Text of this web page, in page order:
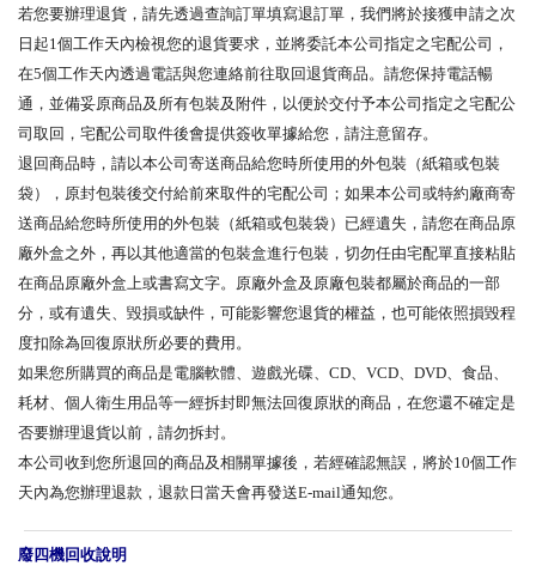
若您要辦理退貨，請先透過查詢訂單填寫退訂單，我們將於接獲申請之次
日起1個工作天內檢視您的退貨要求，並將委託本公司指定之宅配公司，
在5個工作天內透過電話與您連絡前往取回退貨商品。請您保持電話暢
通，並備妥原商品及所有包裝及附件，以便於交付予本公司指定之宅配公
司取回，宅配公司取件後會提供簽收單據給您，請注意留存。
退回商品時，請以本公司寄送商品給您時所使用的外包裝（紙箱或包裝
袋），原封包裝後交付給前來取件的宅配公司；如果本公司或特約廠商寄
送商品給您時所使用的外包裝（紙箱或包裝袋）已經遺失，請您在商品原
廠外盒之外，再以其他適當的包裝盒進行包裝，切勿任由宅配單直接粘貼
在商品原廠外盒上或書寫文字。原廠外盒及原廠包裝都屬於商品的一部
分，或有遺失、毀損或缺件，可能影響您退貨的權益，也可能依照損毀程
度扣除為回復原狀所必要的費用。
如果您所購買的商品是電腦軟體、遊戲光碟、CD、VCD、DVD、食品、
耗材、個人衛生用品等一經拆封即無法回復原狀的商品，在您還不確定是
否要辦理退貨以前，請勿拆封。
本公司收到您所退回的商品及相關單據後，若經確認無誤，將於10個工作
天內為您辦理退款，退款日當天會再發送E-mail通知您。
廢四機回收說明